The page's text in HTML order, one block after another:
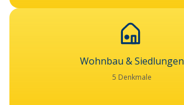
Wohnbau & Siedlungen
5 Denkmale